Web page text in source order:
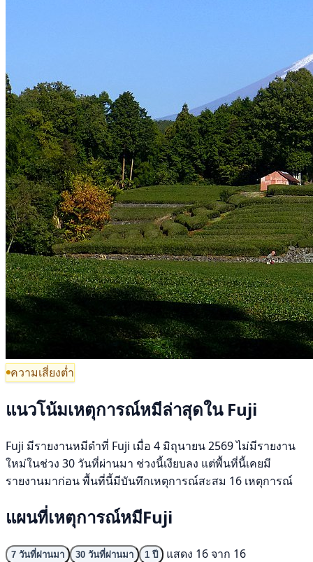
ความเสี่ยงต่ำ
แนวโน้มเหตุการณ์หมีล่าสุดใน Fuji
Fuji มีรายงานหมีดำที่ Fuji เมื่อ 4 มิถุนายน 2569 ไม่มีรายงาน
ใหม่ในช่วง 30 วันที่ผ่านมา ช่วงนี้เงียบลง แต่พื้นที่นี้เคยมี
รายงานมาก่อน พื้นที่นี้มีบันทึกเหตุการณ์สะสม 16 เหตุการณ์
แผนที่เหตุการณ์หมีFuji
7 วันที่ผ่านมา 30 วันที่ผ่านมา 1 ปี
แสดง 16 จาก 16